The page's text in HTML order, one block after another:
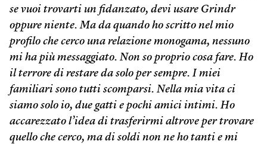
se vuoi trovarti un fidanzato, devi usare Grindr
oppure niente. Ma da quando ho scritto nel mio
profilo che cerco una relazione monogama, nessuno
mi ha più messaggiato. Non so proprio cosa fare. Ho
il terrore di restare da solo per sempre. I miei
familiari sono tutti scomparsi. Nella mia vita ci
siamo solo io, due gatti e pochi amici intimi. Ho
accarezzato l’idea di trasferirmi altrove per trovare
quello che cerco, ma di soldi non ne ho tanti e mi